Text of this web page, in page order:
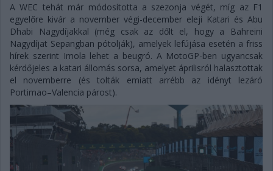
A WEC tehát már módosította a szezonja végét, míg az F1
egyelőre kivár a november végi-december eleji Katari és Abu
Dhabi Nagydíjakkal (még csak az dőlt el, hogy a Bahreini
Nagydíjat Sepangban pótolják), amelyek lefújása esetén a friss
hírek szerint Imola lehet a beugró. A MotoGP-ben ugyancsak
kérdőjeles a katari állomás sorsa, amelyet áprilisról halasztottak
el novemberre (és tolták emiatt arrébb az idényt lezáró
Portimao–Valencia párost).